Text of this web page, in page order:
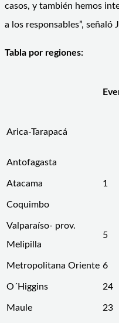
casos, y también hemos
a los responsables”, señaló
Tabla por regiones:
Arica-Tarapacá
Antofagasta
Atacama 1
Coquimbo
Valparaíso- prov.
Melipilla
5
Metropolitana Oriente 6
O´Higgins 24
Maule 23